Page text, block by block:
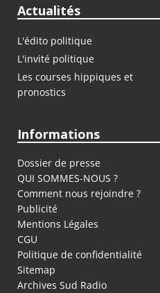
Actualités
L'édito politique
L'invité politique
Les courses hippiques et
pronostics
Informations
Dossier de presse
QUI SOMMES-NOUS ?
Comment nous rejoindre ?
Publicité
Mentions Légales
CGU
Politique de confidentialité
Sitemap
Archives Sud Radio